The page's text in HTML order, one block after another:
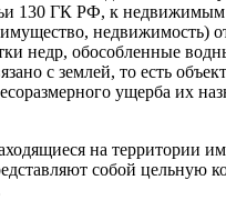
130 ГК РФ, к
недвижимость)
недр, обособленные
с землей, то есть
ущерба их
на территории
собой цельную